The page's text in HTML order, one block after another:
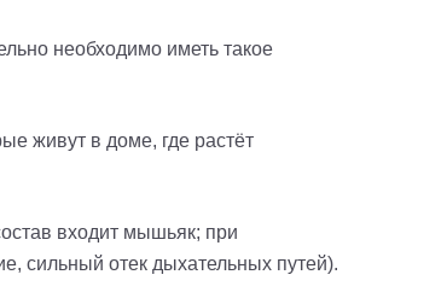
необходимо иметь такое
живут в доме, где растёт
входит мышьяк; при
сильный отек дыхательных путей).